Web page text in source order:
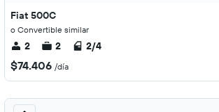
Fiat 500C
o Convertible similar
2 2 2/4
$74.406 /día